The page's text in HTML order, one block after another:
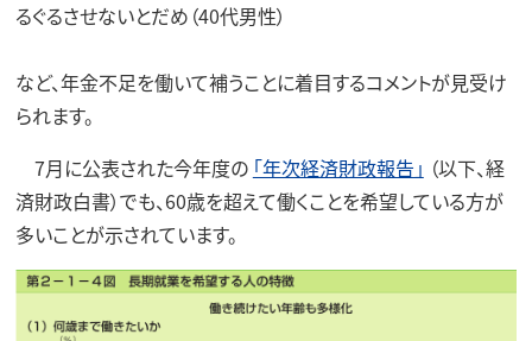
るぐるさせないとだめ（40代男性）
など、年金不足を働いて補うことに着目するコメントが見受け
られます。
7月に公表された今年度の 「年次経済財政報告」 （以下、経
済財政白書）でも、60歳を超えて働くことを希望している方が
多いことが示されています。